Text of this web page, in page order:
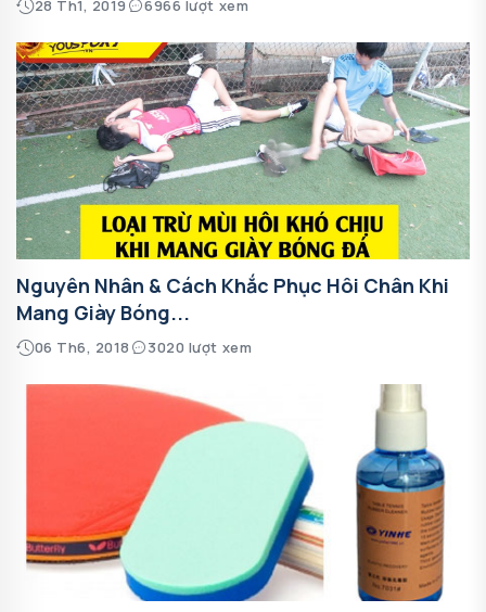
28 Th1, 2019 6966 lượt xem
Nguyên Nhân & Cách Khắc Phục Hôi Chân Khi
Mang Giày Bóng...
06 Th6, 2018 3020 lượt xem